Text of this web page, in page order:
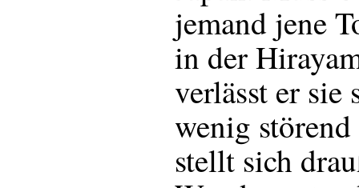
jemand jene
in der
verlässt er
wenig
stellt sich